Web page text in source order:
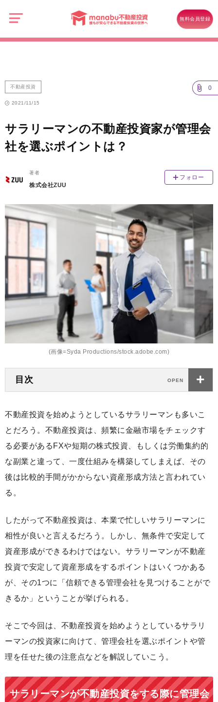
無料会員登録
サラリーマンの不動産投資家が管理会社を選ぶポイントは？
不動産投資 0
2021/11/15
サラリーマンの不動産投資家が管理会
社を選ぶポイントは？
著者
株式会社ZUU
フォロー
(画像=Syda Productions/stock.adobe.com)
目次
不動産投資を始めようとしているサラリーマンも多いこ
とだろう。不動産投資は、頻繁に金融市場をチェックす
る必要があるFXや短期の株式投資、もしくは労働集約的
な副業と違って、一度仕組みを構築してしまえば、その
後は比較的手間がかからない資産形成方法と言われてい
る。
したがって不動産投資は、本業で忙しいサラリーマンに
相性が良いと言えるだろう。しかし、無条件で安定して
資産形成ができるわけではない。サラリーマンが不動産
投資で安定して資産形成をするポイントはいくつかある
が、その1つに「信頼できる管理会社を見つけることがで
きるか」ということが挙げられる。
そこで今回は、不動産投資を始めようとしているサラリ
ーマンの投資家に向けて、管理会社を選ぶポイントや管
理を任せた後の注意点などを解説していこう。
サラリーマンが不動産投資をする際に管理会